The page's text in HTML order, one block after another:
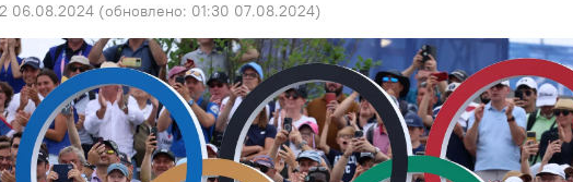
06.08.2024 (обновлено: 01:30 07.08.2024)